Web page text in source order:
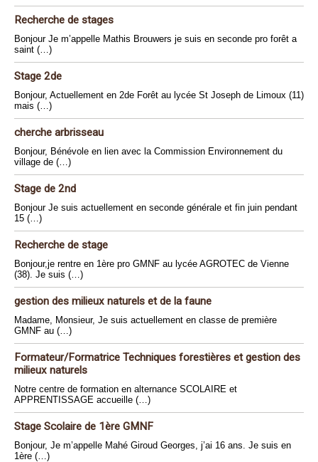
Recherche de stages
Bonjour Je m’appelle Mathis Brouwers je suis en seconde pro forêt a
saint (…)
Stage 2de
Bonjour, Actuellement en 2de Forêt au lycée St Joseph de Limoux (11)
mais (…)
cherche arbrisseau
Bonjour, Bénévole en lien avec la Commission Environnement du
village de (…)
Stage de 2nd
Bonjour Je suis actuellement en seconde générale et fin juin pendant
15 (…)
Recherche de stage
Bonjour,je rentre en 1ère pro GMNF au lycée AGROTEC de Vienne
(38). Je suis (…)
gestion des milieux naturels et de la faune
Madame, Monsieur, Je suis actuellement en classe de première
GMNF au (…)
Formateur/Formatrice Techniques forestières et gestion des
milieux naturels
Notre centre de formation en alternance SCOLAIRE et
APPRENTISSAGE accueille (…)
Stage Scolaire de 1ère GMNF
Bonjour, Je m’appelle Mahé Giroud Georges, j’ai 16 ans. Je suis en
1ère (…)